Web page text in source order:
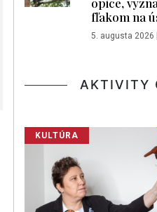
fľakom na
5. augusta 2026
AKTIVITY
KULTÚRA